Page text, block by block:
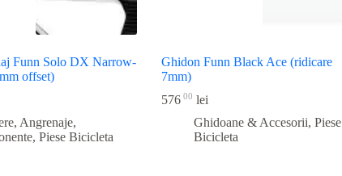
Funn Solo DX Narrow-
offset)
Angrenaje,
, Piese Bicicleta
Ghidon Funn Black Ace (ridicare
7mm)
576 00 lei
Ghidoane & Accesorii, Piese
Bicicleta